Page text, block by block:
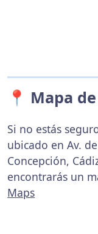
📍 Mapa
Si no estás
ubicado en Av.
Concepción,
encontrarás un
Maps